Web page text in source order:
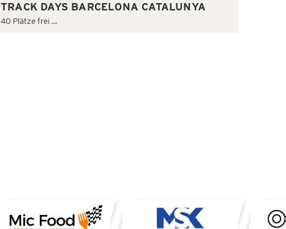
TRACK DAYS BARCELONA CATALUNYA
40 Plätze frei ...